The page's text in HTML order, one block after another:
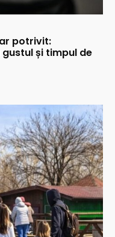
potrivit:
și timpul de